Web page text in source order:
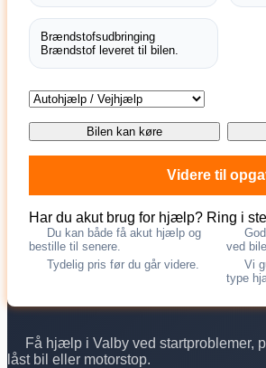
Få hjælp i Valby ved startproblemer,
låst bil eller motorstop.
Brændstofsudbringing
Brændstof leveret til bilen.
Bilen kan køre
Videre til
Har du akut brug for hjælp? Ring i
Du kan både få akut hjælp og
bestille til senere.
ved
Tydelig pris før du går videre.
Vi
type